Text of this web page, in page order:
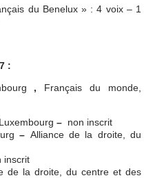
du Benelux » : 4 voix – 1
:
, Français du monde,
Luxembourg – non inscrit
– Alliance de la droite, du
inscrit
de la droite, du centre et des